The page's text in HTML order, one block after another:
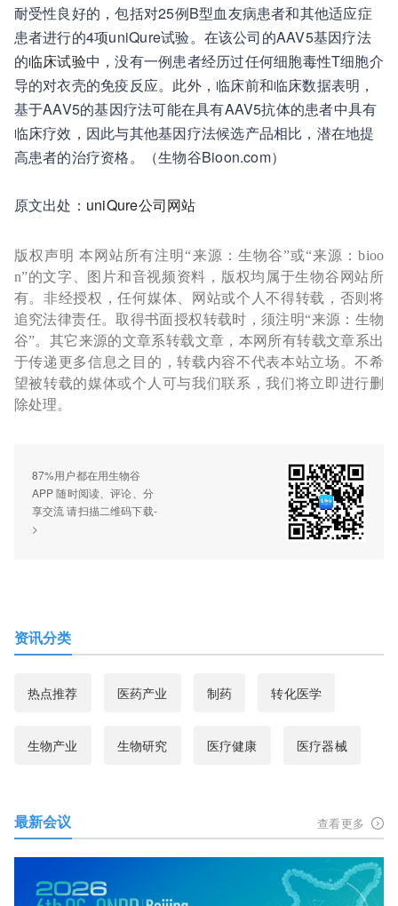
耐受性良好的，包括对25例B型血友病患者和其他适应症
患者进行的4项uniQure试验。在该公司的AAV5基因疗法
的临床试验中，没有一例患者经历过任何细胞毒性T细胞介
导的对衣壳的免疫反应。此外，临床前和临床数据表明，
基于AAV5的基因疗法可能在具有AAV5抗体的患者中具有
临床疗效，因此与其他基因疗法候选产品相比，潜在地提
高患者的治疗资格。
（生物谷Bioon.com）
原文出处： uniQure公司网站
版权声明 本网站所有注明“来源：生物谷”或“来源：bioo
n”的文字、图片和音视频资料，版权均属于生物谷网站所
有。非经授权，任何媒体、网站或个人不得转载，否则将
追究法律责任。取得书面授权转载时，须注明“来源：生物
谷”。其它来源的文章系转载文章，本网所有转载文章系出
于传递更多信息之目的，转载内容不代表本站立场。不希
望被转载的媒体或个人可与我们联系，我们将立即进行删
除处理。
87%用户都在用生物谷
APP 随时阅读、评论、分
享交流 请扫描二维码下载-
>
资讯分类
热点推荐 医药产业 制药 转化医学
生物产业 生物研究 医疗健康 医疗器械
最新会议 查看更多